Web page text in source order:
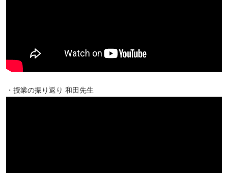
・授業の振り返り 和田先生